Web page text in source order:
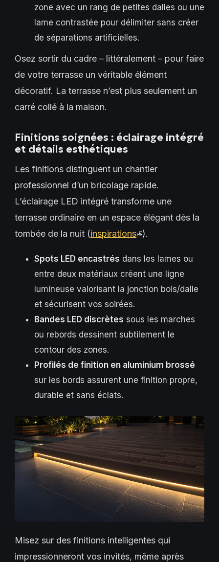
zone avec un rang de petites dalles ou une
lame contrastée pour délimiter sans créer
de séparations artificielles.
Osez sortir du cadre – littéralement – pour faire
de votre terrasse un véritable élément
décoratif. La terrasse n’est plus seulement un
carré collé à la maison.
Finitions soignées : éclairage intégré
et détails esthétiques
Les finitions distinguent un chantier
professionnel d’un bricolage rapide.
L’éclairage LED intégré transforme une
terrasse ordinaire en un espace élégant dès la
tombée de la nuit (inspirations(link
).
Spots LED encastrés dans les lames ou
entre deux matériaux créent une ligne
lumineuse valorisant la jonction bois/dalle
et sécurisent vos soirées.
Bandes LED discrètes sous les marches
ou rebords dessinent subtilement le
contour des zones.
Profilés de finition en aluminium brossé
sur les bords assurent une finition propre,
durable et sans éclats.
Misez sur des finitions intelligentes qui
impressionneront vos invités, même après